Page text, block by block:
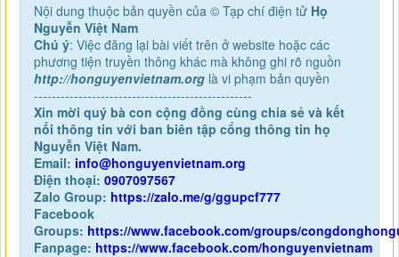
Nội dung thuộc bản quyền của © Tạp chí điện tử Họ
Nguyễn Việt Nam
Chú ý: Việc đăng lại bài viết trên ở website hoặc các
phương tiện truyền thông khác mà không ghi rõ nguồn
http://honguyenvietnam.org là vi phạm bản quyền
-------------------------------------------------
Xin mời quý bà con cộng đồng cùng chia sẻ và kết
nối thông tin với ban biên tập cổng thông tin họ
Nguyễn Việt Nam.
Email: info@honguyenvietnam.org
Điện thoại: 0907097567
Zalo Group: https://zalo.me/g/ggupcf777
Facebook
Groups: https://www.facebook.com/groups/
Fanpage: https://www.facebook.com/honguyenvietnam